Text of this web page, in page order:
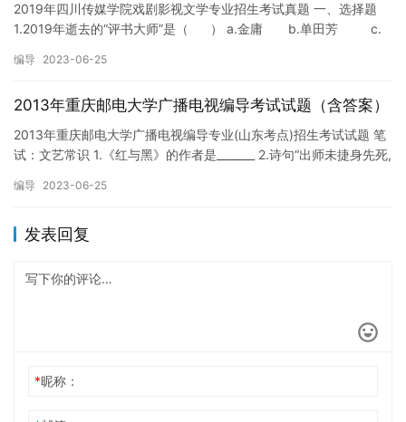
2019年四川传媒学院戏剧影视文学专业招生考试真题 一、选择题
1.2019年逝去的“评书大师”是（ ） a.金庸 b.单田芳 c.
编导 2023-06-25
2013年重庆邮电大学广播电视编导考试试题（含答案）
2013年重庆邮电大学广播电视编导专业(山东考点)招生考试试题 笔
试：文艺常识 1.《红与黑》的作者是_______ 2.诗句“出师未捷身先死,
编导 2023-06-25
发表回复
*昵称：